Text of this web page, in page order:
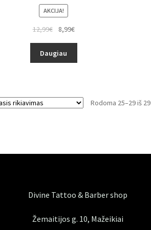
Įvertinimas:
5.00iš 5
AKCIJA!
12,99€ 8,99€
Daugiau
Rodoma 25–29 iš 29
Divine Tattoo & Barber shop
Žemaitijos g. 10, Mažeikiai